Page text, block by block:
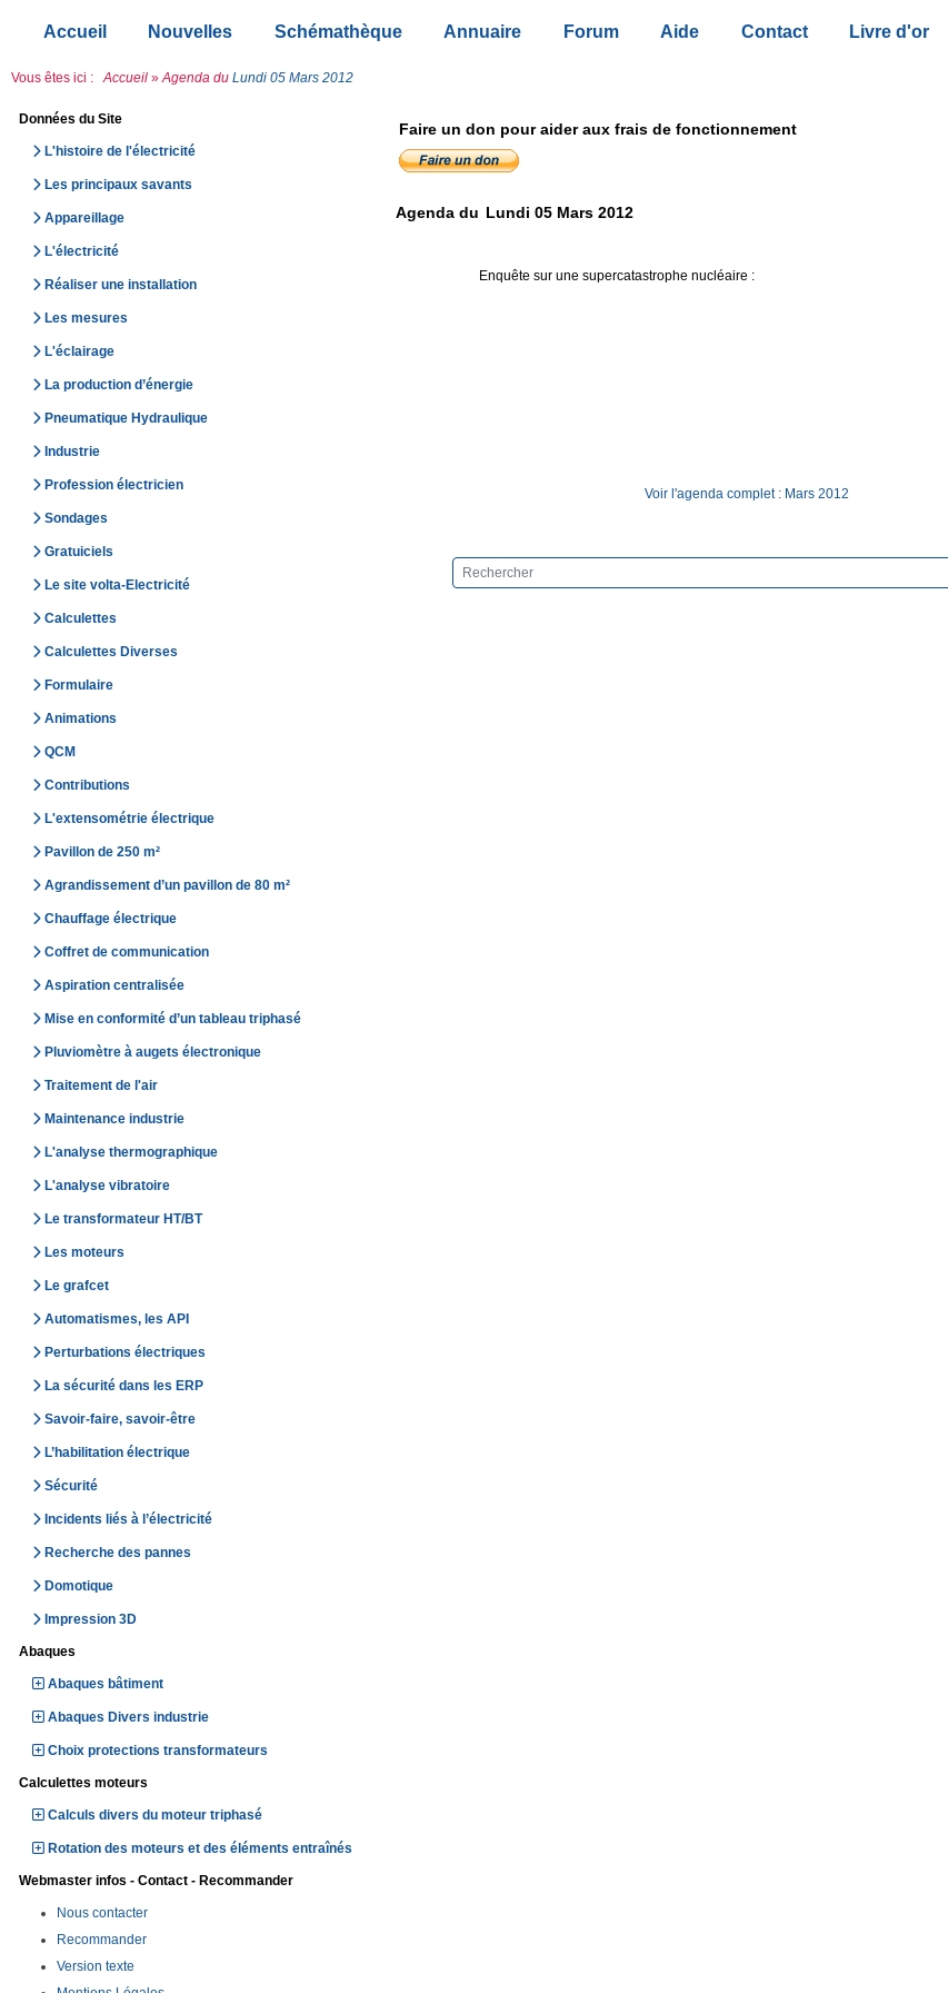
Accueil Nouvelles Schémathèque Annuaire Forum Aide Contact Livre d'or
Vous êtes ici : Accueil »Agenda du Lundi 05 Mars 2012
Données du Site
L'histoire de l'électricité
Les principaux savants
Appareillage
L'électricité
Réaliser une installation
Les mesures
L'éclairage
La production d’énergie
Pneumatique Hydraulique
Industrie
Profession électricien
Sondages
Gratuiciels
Le site volta-Electricité
Calculettes
Calculettes Diverses
Formulaire
Animations
QCM
Contributions
L'extensométrie électrique
Pavillon de 250 m²
Agrandissement d’un pavillon de 80 m²
Chauffage électrique
Coffret de communication
Aspiration centralisée
Mise en conformité d’un tableau triphasé
Pluviomètre à augets électronique
Traitement de l'air
Maintenance industrie
L'analyse thermographique
L'analyse vibratoire
Le transformateur HT/BT
Les moteurs
Le grafcet
Automatismes, les API
Perturbations électriques
La sécurité dans les ERP
Savoir-faire, savoir-être
L’habilitation électrique
Sécurité
Incidents liés à l’électricité
Recherche des pannes
Domotique
Impression 3D
Abaques
Abaques bâtiment
Abaques Divers industrie
Choix protections transformateurs
Calculettes moteurs
Calculs divers du moteur triphasé
Rotation des moteurs et des éléments entraînés
Webmaster infos - Contact - Recommander
Nous contacter
Recommander
Version texte
Faire un don pour aider aux frais de fonctionnement
Agenda du Lundi 05 Mars 2012
Enquête sur une supercatastrophe nucléaire :
Voir l'agenda complet : Mars 2012